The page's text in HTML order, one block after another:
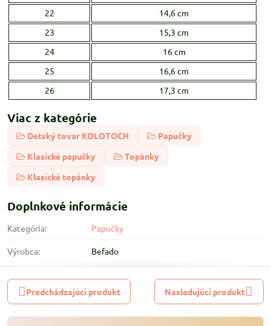
22
14,6 cm
23
15,3 cm
24
16 cm
25
16,6 cm
26
17,3 cm
Viac z kategórie
Detský tovar KOLOTOCH
Papučky
Klasické papučky
Topánky
Klasické topánky
Doplnkové informácie
Kategória: Papučky
Výrobca: Befado
Predchádzajúci produkt Nasledujúci produkt